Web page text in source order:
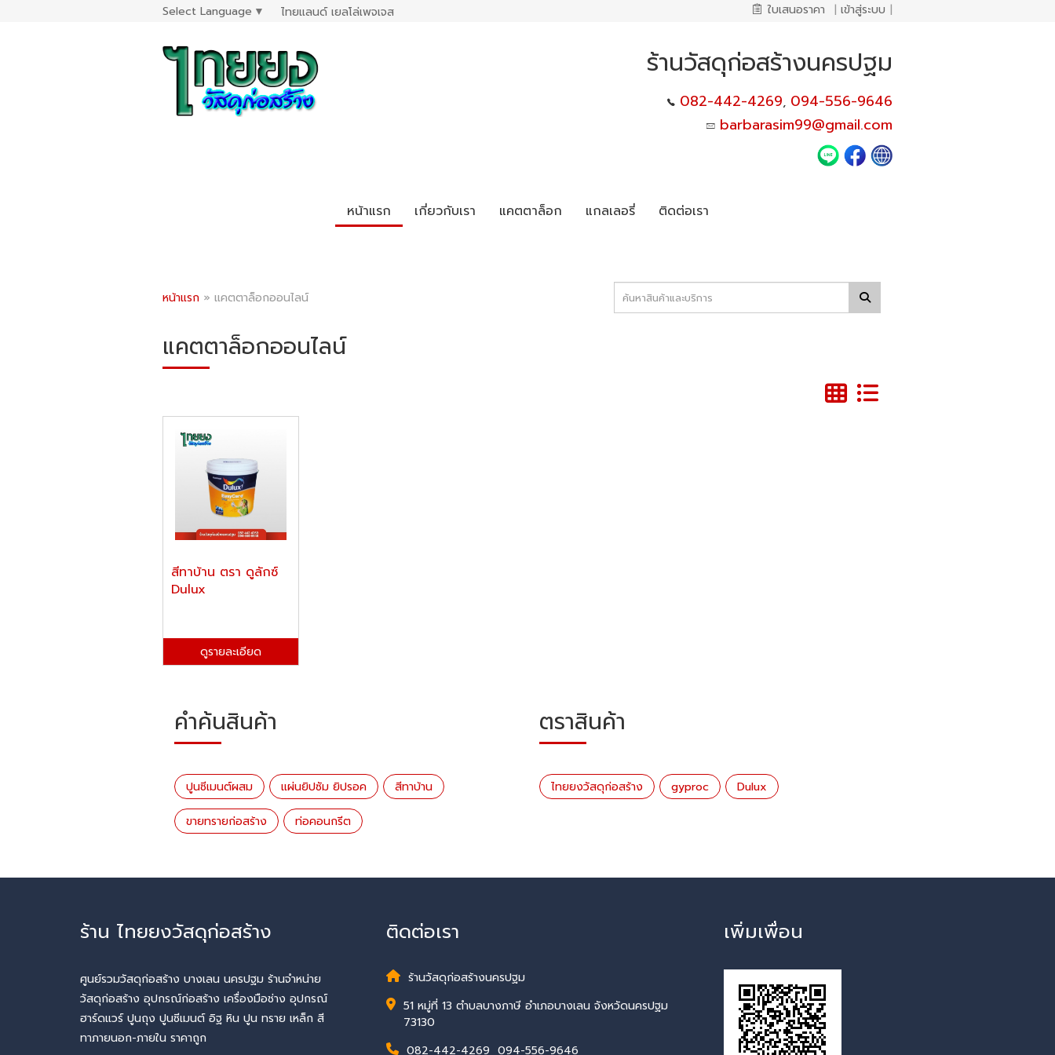
Select Language ▼ ไทยแลนด์ เยลโล่เพจเจส ใบเสนอราคา | เข้าสู่ระบบ |
ร้านวัสดุก่อสร้างนครปฐม
082-442-4269, 094-556-9646
barbarasim99@gmail.com
หน้าแรก เกี่ยวกับเรา แคตตาล็อก แกลเลอรี่ ติดต่อเรา
หน้าแรก » แคตตาล็อกออนไลน์
แคตตาล็อกออนไลน์
สีทาบ้าน ตรา ดูลักซ์
Dulux
ดูรายละเอียด
คำค้นสินค้า
ปูนซีเมนต์ผสม แผ่นยิปซัม ยิปรอค สีทาบ้าน
ขายทรายก่อสร้าง ท่อคอนกรีต
ตราสินค้า
ไทยยงวัสดุก่อสร้าง gyproc Dulux
ร้าน ไทยยงวัสดุก่อสร้าง
ศูนย์รวมวัสดุก่อสร้าง บางเลน นครปฐม ร้านจำหน่าย
วัสดุก่อสร้าง อุปกรณ์ก่อสร้าง เครื่องมือช่าง อุปกรณ์
ฮาร์ดแวร์ ปูนถุง ปูนซีเมนต์ อิฐ หิน ปูน ทราย เหล็ก สี
ทาภายนอก-ภายใน ราคาถูก
ติดต่อเรา
ร้านวัสดุก่อสร้างนครปฐม
51 หมู่ที่ 13 ตำบลบางภาษี อำเภอบางเลน จังหวัดนครปฐม
73130
082-442-4269 094-556-9646
เพิ่มเพื่อน